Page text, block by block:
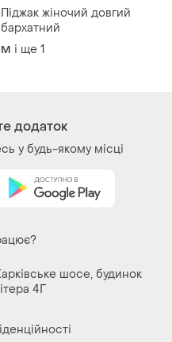
Піджак жіночий довгий
бархатний
M і ще 1
додаток
у будь-якому місці
шосе, будинок
4Г